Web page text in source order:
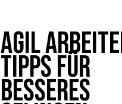
Agil
Tipps für
besseres